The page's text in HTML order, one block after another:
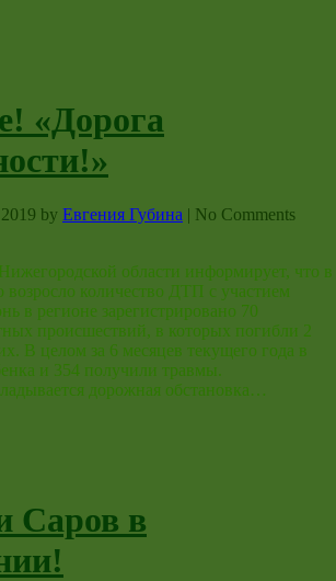
«Дорога
by Евгения Губина | No Comments
области информирует, что
возросло количество ДТП с участием
в регионе зарегистрировано 70
происшествий, в которых погибли 2
В целом за 6 месяцев текущего года в
и 354 получили травмы.
дорожная обстановка…
Саров в